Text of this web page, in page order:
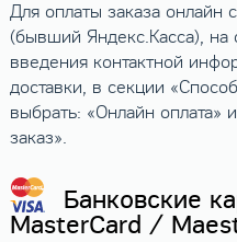
Для оплаты заказа
(бывший Яндекс.Касса), на
введения контактной
доставки, в секции
выбрать: «Онлайн оплата»
заказ».
Банковские
MasterCard /